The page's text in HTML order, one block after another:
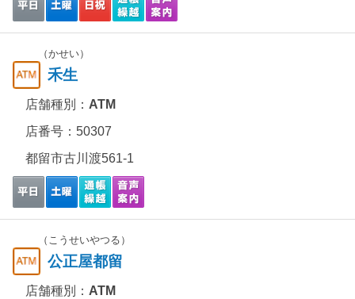
（かせい）
禾生
店舗種別： ATM
店番号：50307
都留市古川渡561-1
（こうせいやつる）
公正屋都留
店舗種別： ATM